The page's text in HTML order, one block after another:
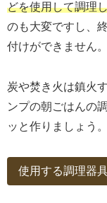
どを使用して調理
のも大変ですし、
付けができません。
炭や焚き火は鎮火
ンプの朝ごはんの
ッと作りましょう。
使用する調理器